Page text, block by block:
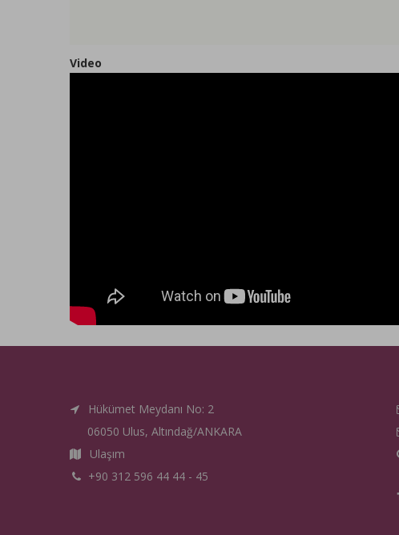
Video
Hükümet Meydanı No: 2
06050 Ulus, Altındağ/ANKARA
Ulaşım
+90 312 596 44 44 - 45